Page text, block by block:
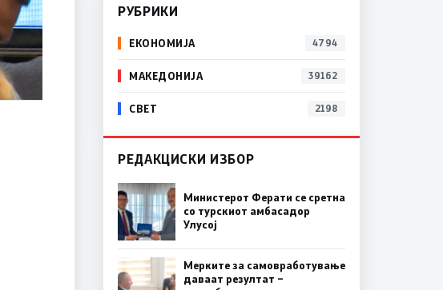
РУБРИКИ
ЕКОНОМИЈА 4794
МАКЕДОНИЈА 39162
СВЕТ 2198
РЕДАКЦИСКИ ИЗБОР
Министерот Ферати се сретна
со турскиот амбасадор
Улусој
Мерките за самовработување
даваат резултат –